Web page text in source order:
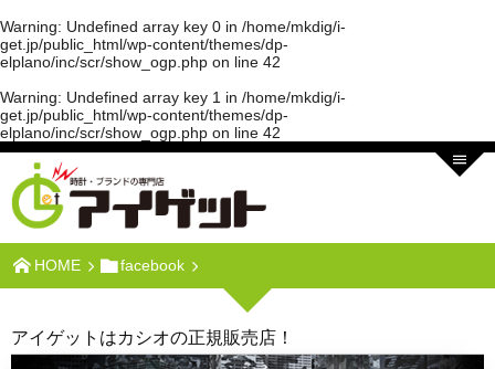
Warning: Undefined array key 0 in /home/mkdig/i-
get.jp/public_html/wp-content/themes/dp-
elplano/inc/scr/show_ogp.php on line 42
Warning: Undefined array key 1 in /home/mkdig/i-
get.jp/public_html/wp-content/themes/dp-
elplano/inc/scr/show_ogp.php on line 42
HOME facebook
アイゲットはカシオの正規販売店！